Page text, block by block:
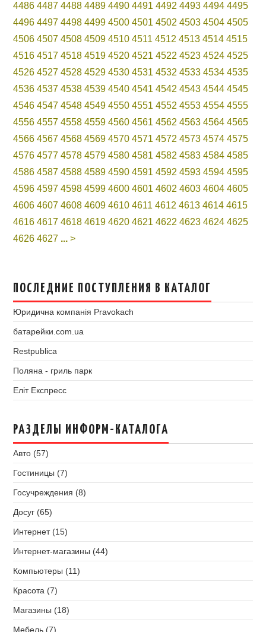
4486 4487 4488 4489 4490 4491 4492 4493 4494 4495
4496 4497 4498 4499 4500 4501 4502 4503 4504 4505
4506 4507 4508 4509 4510 4511 4512 4513 4514 4515
4516 4517 4518 4519 4520 4521 4522 4523 4524 4525
4526 4527 4528 4529 4530 4531 4532 4533 4534 4535
4536 4537 4538 4539 4540 4541 4542 4543 4544 4545
4546 4547 4548 4549 4550 4551 4552 4553 4554 4555
4556 4557 4558 4559 4560 4561 4562 4563 4564 4565
4566 4567 4568 4569 4570 4571 4572 4573 4574 4575
4576 4577 4578 4579 4580 4581 4582 4583 4584 4585
4586 4587 4588 4589 4590 4591 4592 4593 4594 4595
4596 4597 4598 4599 4600 4601 4602 4603 4604 4605
4606 4607 4608 4609 4610 4611 4612 4613 4614 4615
4616 4617 4618 4619 4620 4621 4622 4623 4624 4625
4626 4627 ... >
ПОСЛЕДНИЕ ПОСТУПЛЕНИЯ В КАТАЛОГ
Юридична компанія Pravokach
батарейки.com.ua
Restpublica
Поляна - гриль парк
Еліт Експресс
РАЗДЕЛЫ ИНФОРМ-КАТАЛОГА
Авто (57)
Гостиницы (7)
Госучреждения (8)
Досуг (65)
Интернет (15)
Интернет-магазины (44)
Компьютеры (11)
Красота (7)
Магазины (18)
Мебель (7)